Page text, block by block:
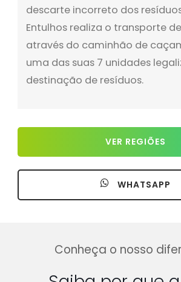
descarte incorreto dos
Entulhos realiza o transporte
através do caminhão de
uma das suas 7 unidades
destinação de resíduos.
VER REGIÕES
WHATSAPP
Conheça o nosso